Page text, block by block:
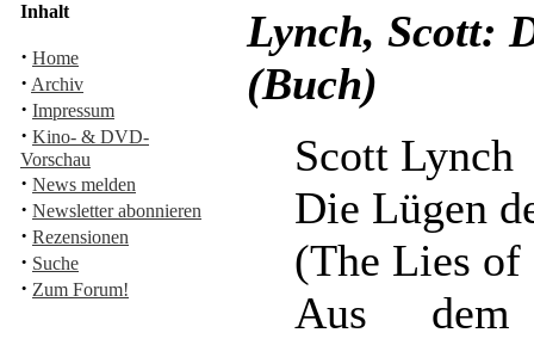
Inhalt
· Home
· Archiv
· Impressum
· Kino- & DVD-
Vorschau
· News melden
· Newsletter abonnieren
· Rezensionen
· Suche
· Zum Forum!
Lynch, Scott:
(Buch)
Scott Lynch
Die Lügen
(The Lies
Aus dem